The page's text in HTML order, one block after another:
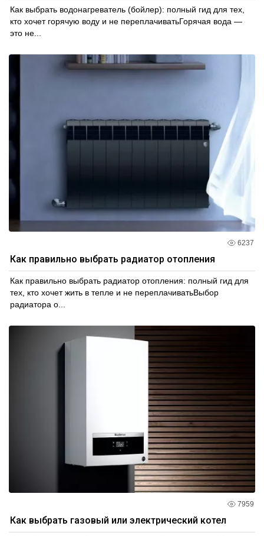
Как выбрать водонагреватель (бойлер): полный гид для тех,
кто хочет горячую воду и не переплачиватьГорячая вода —
это не...
6237
Как правильно выбрать радиатор отопления
Как правильно выбрать радиатор отопления: полный гид для
тех, кто хочет жить в тепле и не переплачиватьВыбор
радиатора о...
7959
Как выбрать газовый или электрический котел